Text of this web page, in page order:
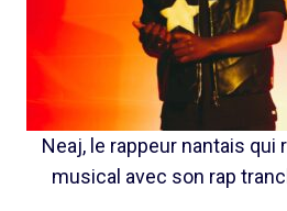
Neaj, le rappeur nantais qui
musical avec son rap